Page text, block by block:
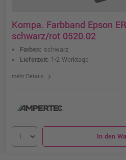
Kompa. Farbband Epson
schwarz/rot 0520.02
Farben: schwarz
Lieferzeit: 1-2 Werktage
mehr Details chevron_right
In den